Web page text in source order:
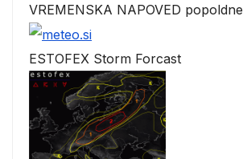
VREMENSKA NAPOVED popoldne
ESTOFEX Storm Forcast